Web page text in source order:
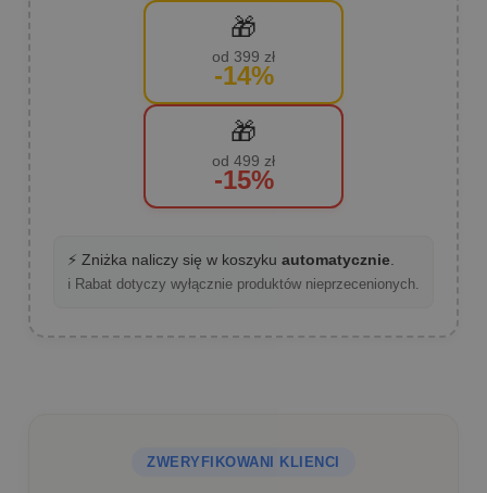
🎁
od 399 zł
-14%
🎁
od 499 zł
-15%
⚡ Zniżka naliczy się w koszyku automatycznie
ℹ️ Rabat dotyczy wyłącznie produktów nieprzecenionych.
ZWERYFIKOWANI KLIENCI